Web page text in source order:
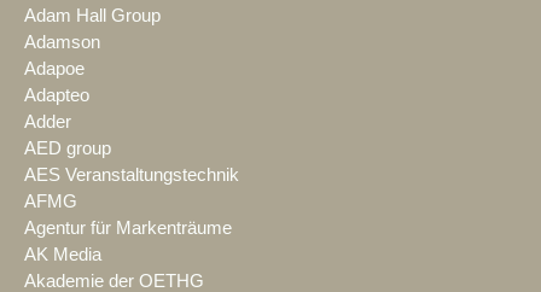
Adam Hall Group
Adamson
Adapoe
Adapteo
Adder
AED group
AES Veranstaltungstechnik
AFMG
Agentur für Markenträume
AK Media
Akademie der OETHG